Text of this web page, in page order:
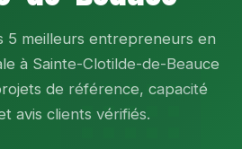
5 meilleurs entrepreneurs en
à Sainte-Clotilde-de-Beauce
de référence, capacité
avis clients vérifiés.